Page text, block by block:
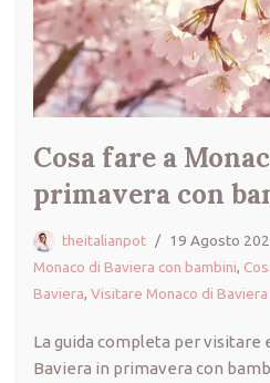
Cosa fare a
primavera con
theitalianpot
19 Agosto
Monaco di Baviera con bambini,
Baviera, Visitare Monaco di Baviera
La guida completa per visitare
Baviera in primavera con